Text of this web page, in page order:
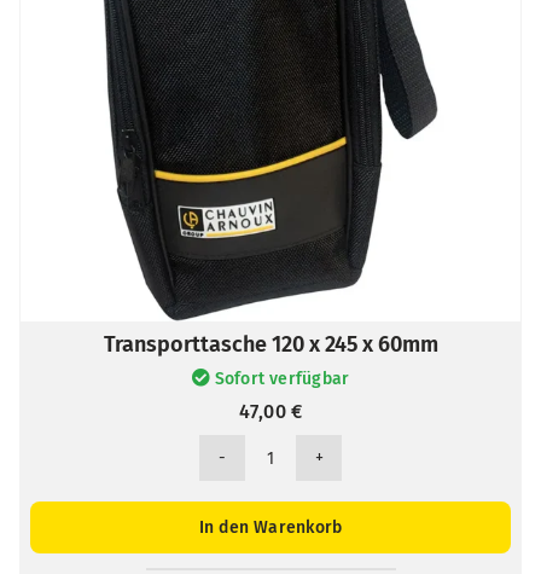
Transporttasche 120 x 245 x 60mm
Sofort verfügbar
47,00€
Transporttasche
x
In den Warenkorb